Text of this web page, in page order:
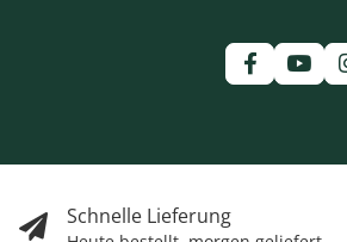
Schnelle Lieferung